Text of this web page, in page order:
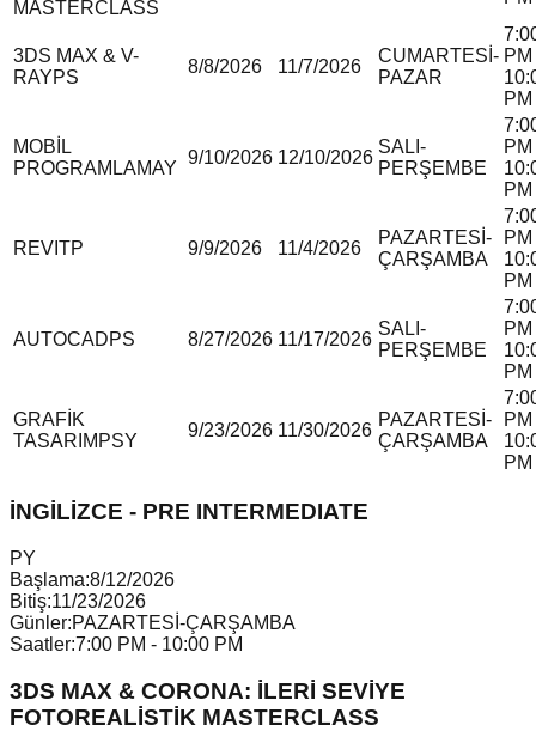
MASTERCLASS
3DS MAX & V-
RAYPS
8/8/2026 11/7/2026
CUMARTESİ-
PAZAR
PM
PM
MOBİL
PROGRAMLAMAY
9/10/2026 12/10/2026
SALI-
PERŞEMBE
PM
PM
REVITP 9/9/2026 11/4/2026
PAZARTESİ-
ÇARŞAMBA
PM
PM
AUTOCADPS 8/27/2026 11/17/2026
SALI-
PERŞEMBE
PM
PM
GRAFİK
TASARIM PSY
9/23/2026 11/30/2026
PAZARTESİ-
ÇARŞAMBA
PM
PM
İNGİLİZCE - PRE INTERMEDIATE
PY
Başlama:8/12/2026
Bitiş:11/23/2026
Günler:PAZARTESİ-ÇARŞAMBA
Saatler:7:00 PM - 10:00 PM
3DS MAX & CORONA: İLERİ SEVİYE
FOTOREALİSTİK MASTERCLASS